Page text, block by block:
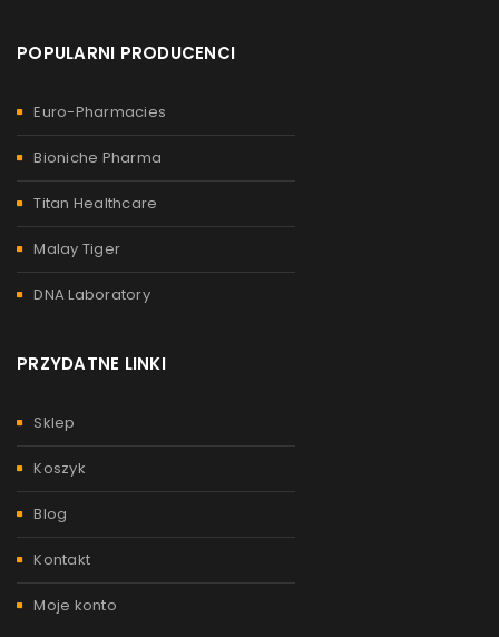
POPULARNI PRODUCENCI
Euro-Pharmacies
Bioniche Pharma
Titan Healthcare
Malay Tiger
DNA Laboratory
PRZYDATNE LINKI
Sklep
Koszyk
Blog
Kontakt
Moje konto